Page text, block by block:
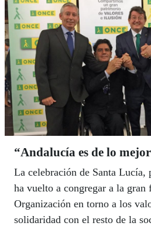
“Andalucía es de lo
La celebración de Santa Lucía,
ha vuelto a congregar a la gran
Organización en torno a los
solidaridad con el resto de la